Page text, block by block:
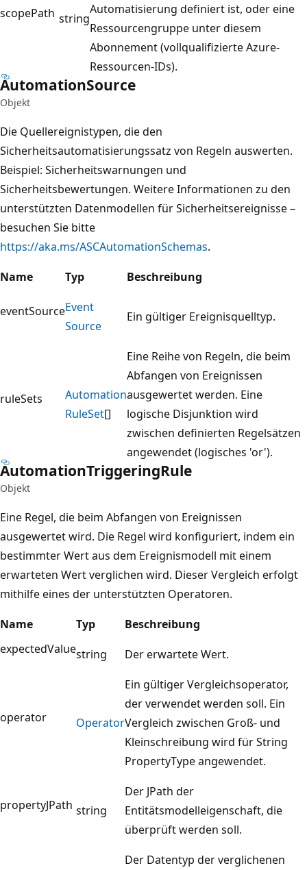
scopePath string
Automatisierung definiert ist, oder eine
Ressourcengruppe unter diesem
Abonnement (vollqualifizierte Azure-
Ressourcen-IDs).
AutomationSource
Objekt
Die Quellereignistypen, die den
Sicherheitsautomatisierungssatz von Regeln auswerten.
Beispiel: Sicherheitswarnungen und
Sicherheitsbewertungen. Weitere Informationen zu den
unterstützten Datenmodellen für Sicherheitsereignisse –
besuchen Sie bitte
https://aka.ms/ASCAutomationSchemas.
Name
Typ Beschreibung
eventSourceEvent
Source
Ein gültiger Ereignisquelltyp.
ruleSets
Automation
RuleSet[]
Eine Reihe von Regeln, die beim
Abfangen von Ereignissen
ausgewertet werden. Eine
logische Disjunktion wird
zwischen definierten Regelsätzen
angewendet (logisches 'or').
AutomationTriggeringRule
Objekt
Eine Regel, die beim Abfangen von Ereignissen
ausgewertet wird. Die Regel wird konfiguriert, indem ein
bestimmter Wert aus dem Ereignismodell mit einem
erwarteten Wert verglichen wird. Dieser Vergleich erfolgt
mithilfe eines der unterstützten Operatoren.
Name
Typ
Beschreibung
expectedValuestring Der erwartete Wert.
operator Operator
Ein gültiger Vergleichsoperator,
der verwendet werden soll. Ein
Vergleich zwischen Groß- und
Kleinschreibung wird für String
PropertyType angewendet.
propertyJPath string
Der JPath der
Entitätsmodelleigenschaft, die
überprüft werden soll.
Der Datentyp der verglichenen